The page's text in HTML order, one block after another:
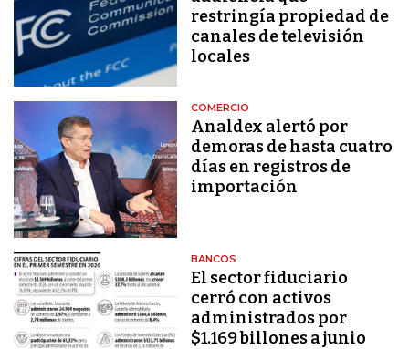
restringía propiedad de
canales de televisión
locales
COMERCIO
Analdex alertó por
demoras de hasta cuatro
días en registros de
importación
BANCOS
El sector fiduciario
cerró con activos
administrados por
$1.169 billones a junio